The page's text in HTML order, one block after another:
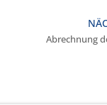
Abrechnung